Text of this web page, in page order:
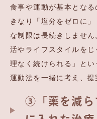
食事や運動が基本とな
きなり「塩分をゼロに
な制限は長続きしませ
活やライフスタイルを
理なく続けられる」と
運動法を一緒に考え、提
③「薬を減ら